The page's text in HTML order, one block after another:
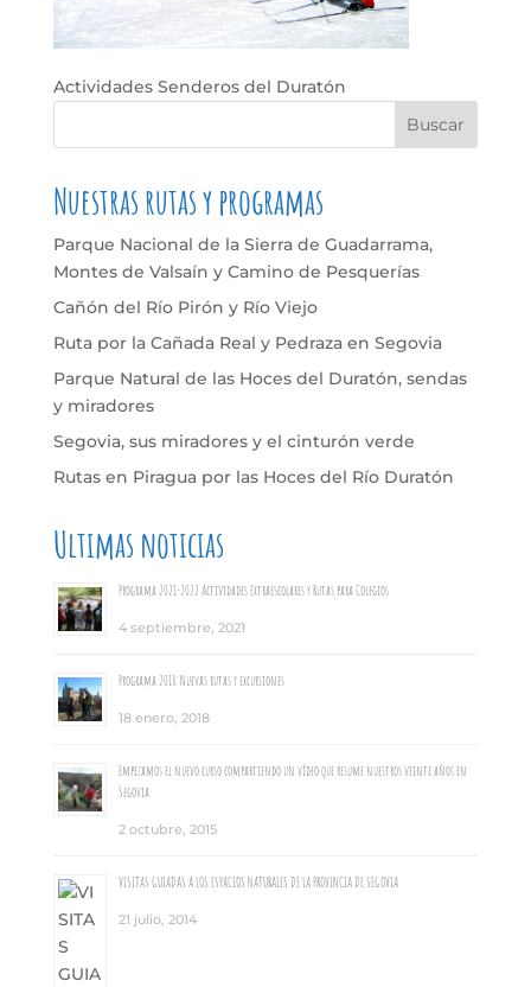
Actividades Senderos del Duratón
Nuestras rutas y programas
Parque Nacional de la Sierra de Guadarrama,
Montes de Valsaín y Camino de Pesquerías
Cañón del Río Pirón y Río Viejo
Ruta por la Cañada Real y Pedraza en Segovia
Parque Natural de las Hoces del Duratón, sendas
y miradores
Segovia, sus miradores y el cinturón verde
Rutas en Piragua por las Hoces del Río Duratón
Ultimas noticias
Programa 2021-2022 Actividades Extraescolares y Rutas para Colegios
4 septiembre, 2021
Programa 2018: Nuevas rutas y excursiones
18 enero, 2018
Empezamos el nuevo curso compartiendo un vídeo que resume nuestros veinte años en
Segovia
2 octubre, 2015
VISITAS GUIADAS A LOS ESPACIOS NATURALES DE LA PROVINCIA DE SEGOVIA
21 julio, 2014